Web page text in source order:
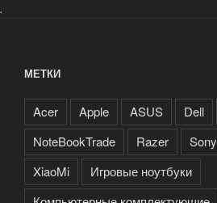
.
МЕТКИ
Acer Apple ASUS Dell
NoteBookTrade
Razer Sony
XiaoMi
Игровые ноутбуки